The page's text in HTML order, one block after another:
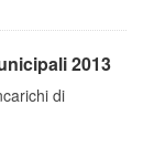
2013
di